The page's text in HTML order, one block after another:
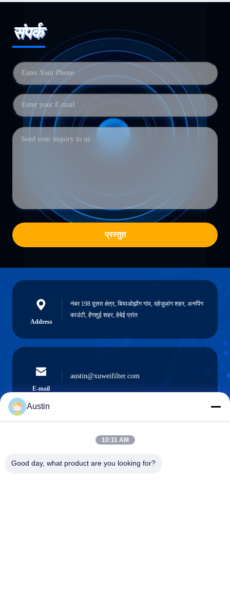
संपर्क
प्रस्तुत
Address
नंबर 198 दूसरा क्षेत्र, बियाओझोंग गांव, दहेज़ुआंग शहर, अनपिंग
काउंटी, हेंगशुई शहर, हेबेई प्रांत
E-mail
austin@xuweifilter.com
0086-19133486000
Austin
10:11 AM
Good day, what product are you looking for?